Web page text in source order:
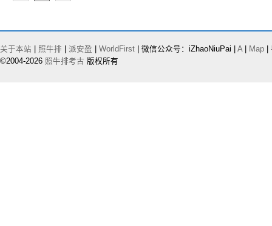
关于本站 照牛排 派安盈 WorldFirst | 微信公众号：iZhaoNiuPai | A| Map |
©2004-2026 照牛排考古 版权所有